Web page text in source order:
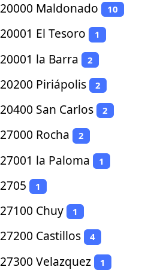
20000 Maldonado 10
20001 El Tesoro 1
20001 la Barra 2
20200 Piriápolis 2
20400 San Carlos 2
27000 Rocha 2
27001 la Paloma 1
2705 1
27100 Chuy 1
27200 Castillos 4
27300 Velazquez 1